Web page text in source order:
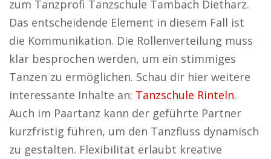
zum Tanzprofi Tanzschule Tambach Dietharz.
Das entscheidende Element in diesem Fall ist
die Kommunikation. Die Rollenverteilung muss
klar besprochen werden, um ein stimmiges
Tanzen zu ermöglichen. Schau dir hier weitere
interessante Inhalte an: Tanzschule Rinteln.
Auch im Paartanz kann der geführte Partner
kurzfristig führen, um den Tanzfluss dynamisch
zu gestalten. Flexibilität erlaubt kreative